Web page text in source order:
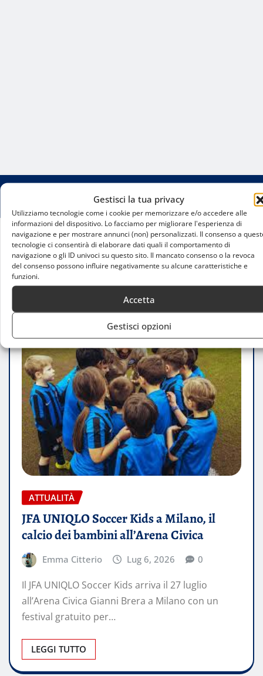
Gestisci la tua privacy
Utilizziamo tecnologie come i cookie per memorizzare e/o accedere alle
informazioni del dispositivo. Lo facciamo per migliorare l'esperienza di
navigazione e per mostrare annunci (non) personalizzati. Il consenso a
tecnologie ci consentirà di elaborare dati quali il comportamento di
navigazione o gli ID univoci su questo sito. Il mancato consenso o la revoca
del consenso possono influire negativamente su alcune caratteristiche e
funzioni.
Accetta
Gestisci opzioni
Home
JFA UNIQLO Soccer Kids a Milano, il calcio dei
bambini all’Arena Civica
ATTUALITÀ
JFA UNIQLO Soccer Kids a Milano, il
calcio dei bambini all’Arena Civica
Emma Citterio Lug 6, 2026 0
Il JFA UNIQLO Soccer Kids arriva il 27 luglio
all’Arena Civica Gianni Brera a Milano con un
festival gratuito per…
LEGGI TUTTO